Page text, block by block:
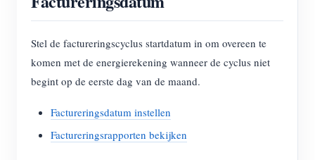
Stel de factureringscyclus startdatum in om overeen te
komen met de energierekening wanneer de cyclus niet
begint op de eerste dag van de maand.
Factureringsdatum instellen
Factureringsrapporten bekijken